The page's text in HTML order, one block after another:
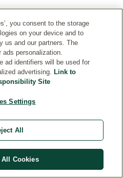
you consent to the storage
on your device and to
us and our partners. The
ads personalization.
ad identifiers will be used for
advertising. Link to
Site
Settings
All
All Cookies